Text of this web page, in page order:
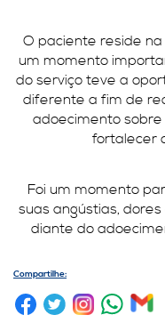
O paciente reside
um momento
do serviço teve a
diferente a fim de
adoecimento
fortalecer
Foi um momento
suas angústias,
diante do
Compartilhe: